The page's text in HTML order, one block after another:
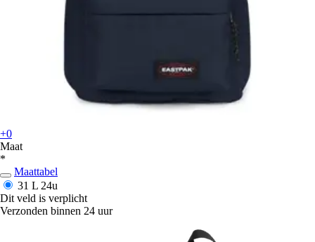
+0
Maat
*
Maattabel
31 L 24u
Dit veld is verplicht
Verzonden binnen 24 uur